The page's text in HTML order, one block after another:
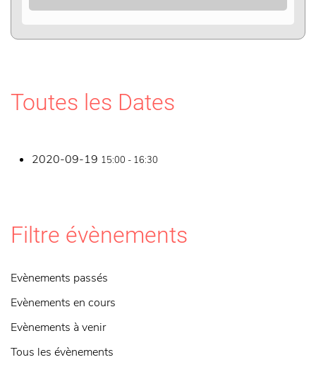
Toutes les Dates
2020-09-19 15:00 - 16:30
Filtre évènements
Evènements passés
Evènements en cours
Evènements à venir
Tous les évènements